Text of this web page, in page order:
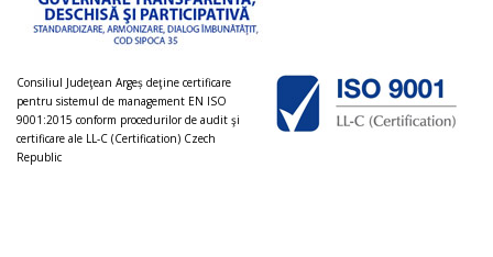
Consiliul Judeţean Argeș deţine certificare
pentru sistemul de management EN ISO
9001:2015 conform procedurilor de audit şi
certificare ale LL-C (Certification) Czech
Republic